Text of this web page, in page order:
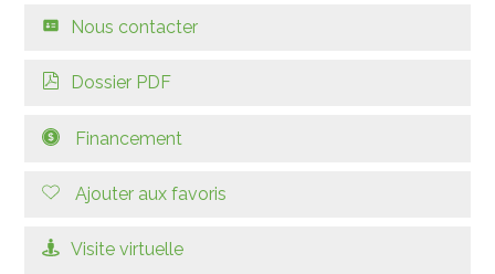
Nous contacter
Dossier PDF
Financement
Ajouter aux favoris
Visite virtuelle